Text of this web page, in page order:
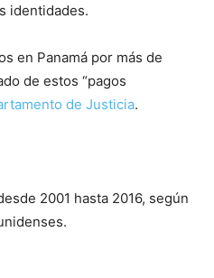
identidades.
en Panamá por más de
de estos “pagos
de Justicia.
2001 hasta 2016, según